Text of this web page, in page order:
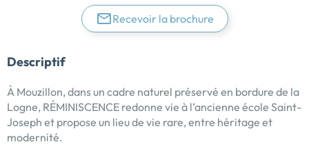
Recevoir la brochure
Descriptif
À Mouzillon, dans un cadre naturel préservé en bordure de la
Logne, RÉMINISCENCE redonne vie à l’ancienne école Saint-
Joseph et propose un lieu de vie rare, entre héritage et
modernité.